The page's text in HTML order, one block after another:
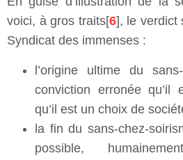
voici, à gros traits[6], le verdict
Syndicat des immenses :
l’origine ultime du
conviction erronée qu’il
qu’il est un choix de
la fin du sans-chez-
possible,